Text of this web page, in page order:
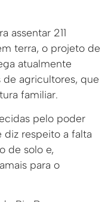
assentar 211
terra, o projeto de
atualmente
agricultores, que
familiar.
pelo poder
respeito a falta
de solo e,
para o